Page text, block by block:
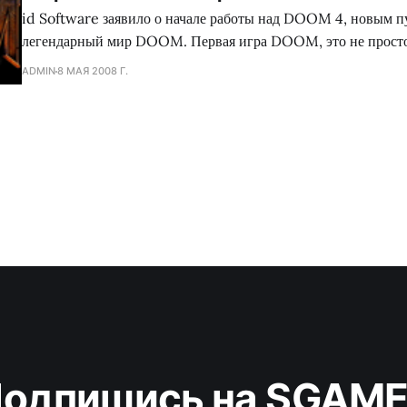
id Software заявило о начале работы над DOOM 4, новым
легендарный мир DOOM. Первая игра DOOM, это не просто легенда, а начало
развития компьютерных игр во всем мире. Это серия
ADMIN8 МАЯ 2008 Г.